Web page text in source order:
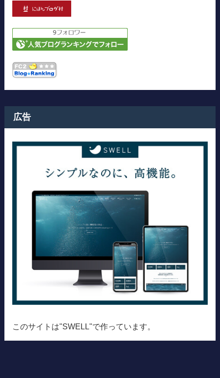
広告
このサイトは"SWELL"で作っています。